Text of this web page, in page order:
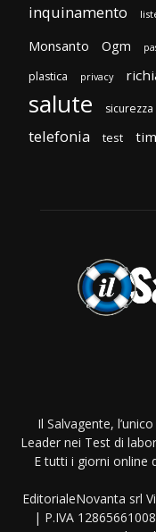
inquinamento
Monsanto Ogm
plastica privacy
salute sicurezza
telefonia test tim
Il Salvagente,
Leader nei Test di
E tutti i giorni online
EditorialeNovanta srl
| P.IVA